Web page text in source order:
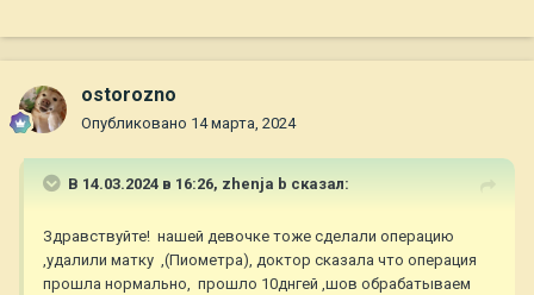
ostorozno
Опубликовано 14 марта, 2024
В 14.03.2024 в 16:26, zhenja b сказал:
Здравствуйте! нашей девочке тоже сделали операцию
,удалили матку ,(Пиометра), доктор сказала что операция
прошла нормально, прошло 10днгей ,шов обрабатываем